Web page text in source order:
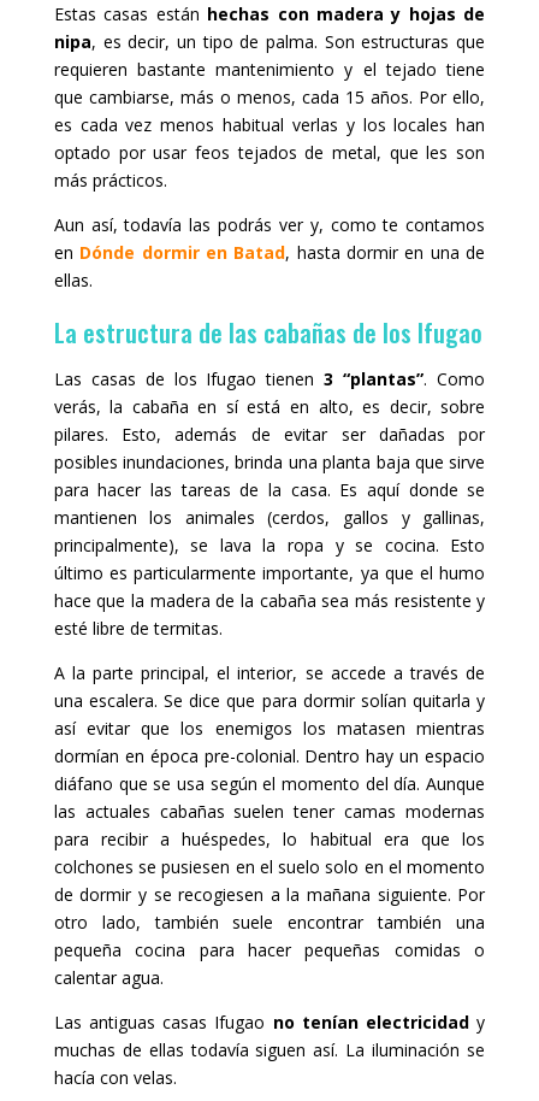
Estas casas están hechas con madera y hojas de
nipa, es decir, un tipo de palma. Son estructuras que
requieren bastante mantenimiento y el tejado tiene
que cambiarse, más o menos, cada 15 años. Por ello,
es cada vez menos habitual verlas y los locales han
optado por usar feos tejados de metal, que les son
más prácticos.
Aun así, todavía las podrás ver y, como te contamos
en Dónde dormir en Batad, hasta dormir en una de
ellas.
La estructura de las cabañas de los Ifugao
Las casas de los Ifugao tienen3 “plantas”. Como
verás, la cabaña en sí está en alto, es decir, sobre
pilares. Esto, además de evitar ser dañadas por
posibles inundaciones, brinda una planta baja que sirve
para hacer las tareas de la casa. Es aquí donde se
mantienen los animales (cerdos, gallos y gallinas,
principalmente), se lava la ropa y se cocina. Esto
último es particularmente importante, ya que el humo
hace que la madera de la cabaña sea más resistente y
esté libre de termitas.
A la parte principal, el interior, se accede a través de
una escalera. Se dice que para dormir solían quitarla y
así evitar que los enemigos los matasen mientras
dormían en época pre-colonial. Dentro hay un espacio
diáfano que se usa según el momento del día. Aunque
las actuales cabañas suelen tener camas modernas
para recibir a huéspedes, lo habitual era que los
colchones se pusiesen en el suelo solo en el momento
de dormir y se recogiesen a la mañana siguiente. Por
otro lado, también suele encontrar también una
pequeña cocina para hacer pequeñas comidas o
calentar agua.
Las antiguas casas Ifugao no tenían electricidad y
muchas de ellas todavía siguen así. La iluminación se
hacía con velas.